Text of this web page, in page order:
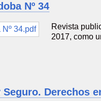
Nº 34
Revista
2017, como
Derechos